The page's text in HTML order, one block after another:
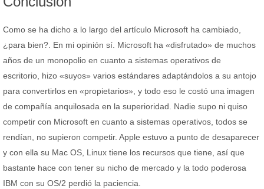
Como se ha dicho a lo largo del artículo Microsoft ha cambiado,
¿para bien?. En mi opinión sí. Microsoft ha «disfrutado» de muchos
años de un monopolio en cuanto a sistemas operativos de
escritorio, hizo «suyos» varios estándares adaptándolos a su antojo
para convertirlos en «propietarios», y todo eso le costó una imagen
de compañía anquilosada en la superioridad. Nadie supo ni quiso
competir con Microsoft en cuanto a sistemas operativos, todos se
rendían, no supieron competir. Apple estuvo a punto de desaparecer
y con ella su Mac OS, Linux tiene los recursos que tiene, así que
bastante hace con tener su nicho de mercado y la todo poderosa
IBM con su OS/2 perdió la paciencia.